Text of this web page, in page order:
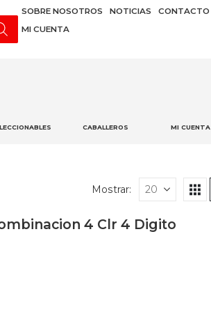
SOBRE NOSOTROS NOTICIAS
CONTACTO
MI CUENTA
CABALLEROS MI CUENTA
Mostrar:
4 Clr 4 Digito